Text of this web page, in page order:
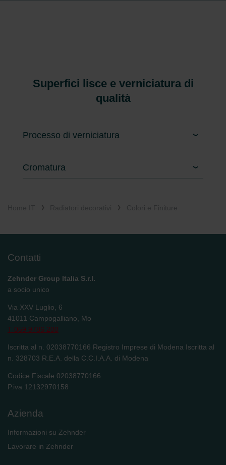
Superfici lisce e verniciatura di
qualità
Processo di verniciatura
Cromatura
Contatti
Zehnder Group Italia S.r.l.
a socio unico
Via XXV Luglio, 6
41011 Campogalliano, Mo
T 059 9786 200
Iscritta al n. 02038770166 Registro Imprese di Modena Iscritta al
n. 328703 R.E.A. della C.C.I.A.A. di Modena
Codice Fiscale 02038770166
P.iva 12132970158
Azienda
Informazioni su Zehnder
Lavorare in Zehnder